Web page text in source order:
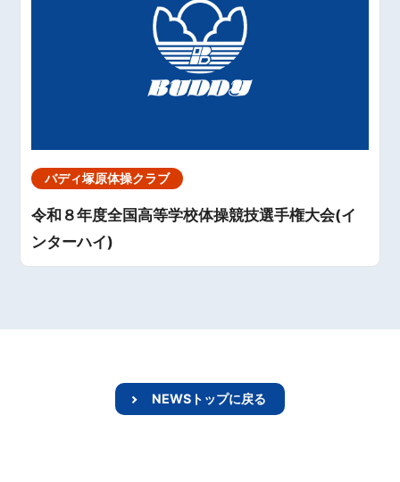
バディ塚原体操クラブ
令和８年度全国高等学校体操競技選手権大会(イ
ンターハイ)
NEWSトップに戻る